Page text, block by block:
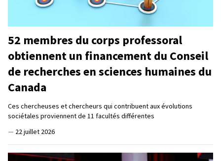
52 membres du corps professoral
obtiennent un financement du Conseil
de recherches en sciences humaines du
Canada
Ces chercheuses et chercheurs qui contribuent aux évolutions
sociétales proviennent de 11 facultés différentes
— 22 juillet 2026